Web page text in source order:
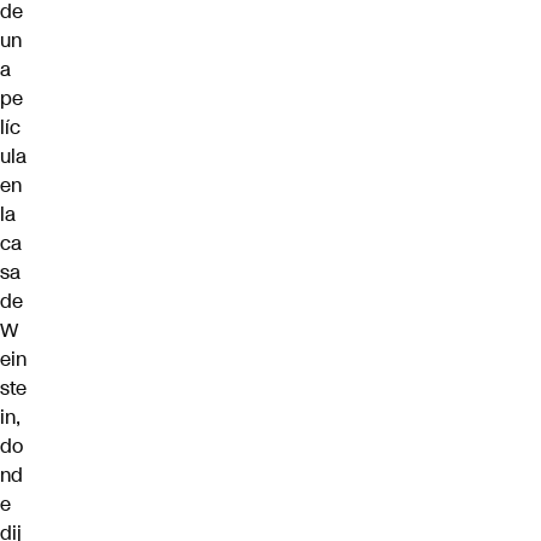
de
un
a
pe
líc
ula
en
la
ca
sa
de
W
ein
ste
in,
do
nd
e
dij